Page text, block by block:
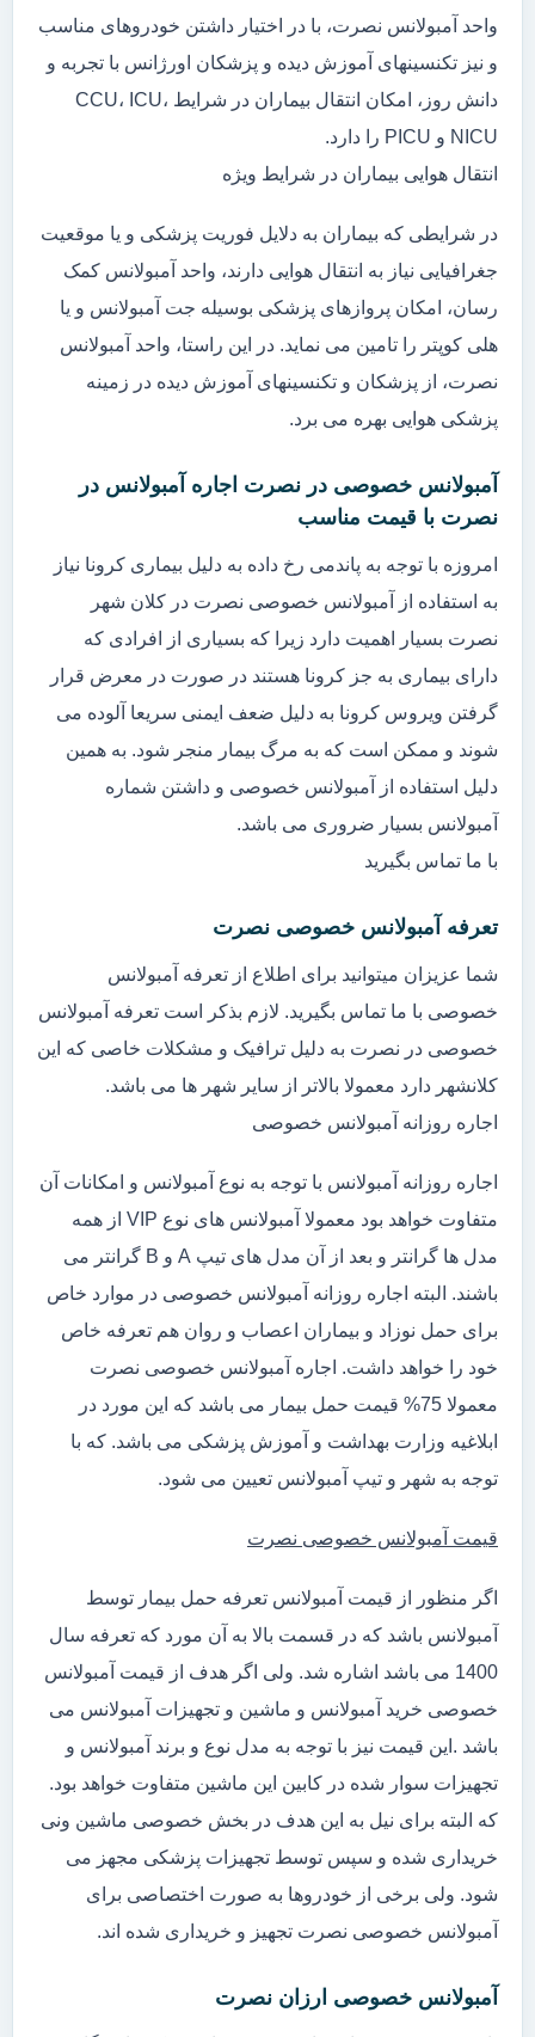
واحد آمبولانس نصرت، با در اختیار داشتن خودروهای مناسب
و نیز تکنسینهای آموزش دیده و پزشکان اورژانس با تجربه و
دانش روز، امکان انتقال بیماران در شرایط CCU، ICU،
NICU و PICU را دارد.
انتقال هوایی بیماران در شرایط ویژه
در شرایطی که بیماران به دلایل فوریت پزشکی و یا موقعیت
جغرافیایی نیاز به انتقال هوایی دارند، واحد آمبولانس کمک
رسان، امکان پروازهای پزشکی بوسیله جت آمبولانس و یا
هلی کوپتر را تامین می نماید. در این راستا، واحد آمبولانس
نصرت، از پزشکان و تکنسینهای آموزش دیده در زمینه
پزشکی هوایی بهره می برد.
آمبولانس خصوصی در نصرت اجاره آمبولانس در
نصرت با قیمت مناسب
امروزه با توجه به پاندمی رخ داده به دلیل بیماری کرونا نیاز
به استفاده از آمبولانس خصوصی نصرت در کلان شهر
نصرت بسیار اهمیت دارد زیرا که بسیاری از افرادی که
دارای بیماری به جز کرونا هستند در صورت در معرض قرار
گرفتن ویروس کرونا به دلیل ضعف ایمنی سریعا آلوده می
شوند و ممکن است که به مرگ بیمار منجر شود. به همین
دلیل استفاده از آمبولانس خصوصی و داشتن شماره
آمبولانس بسیار ضروری می باشد.
با ما تماس بگیرید
تعرفه آمبولانس خصوصی نصرت
شما عزیزان میتوانید برای اطلاع از تعرفه آمبولانس
خصوصی با ما تماس بگیرید. لازم بذکر است تعرفه آمبولانس
خصوصی در نصرت به دلیل ترافیک و مشکلات خاصی که این
کلانشهر دارد معمولا بالاتر از سایر شهر ها می باشد.
اجاره روزانه آمبولانس خصوصی
اجاره روزانه آمبولانس با توجه به نوع آمبولانس و امکانات آن
متفاوت خواهد بود معمولا آمبولانس های نوع VIP از همه
مدل ها گرانتر و بعد از آن مدل های تیپ A و B گرانتر می
باشند. البته اجاره روزانه آمبولانس خصوصی در موارد خاص
برای حمل نوزاد و بیماران اعصاب و روان هم تعرفه خاص
خود را خواهد داشت. اجاره آمبولانس خصوصی نصرت
معمولا 75% قیمت حمل بیمار می باشد که این مورد در
ابلاغیه وزارت بهداشت و آموزش پزشکی می باشد. که با
توجه به شهر و تیپ آمبولانس تعیین می شود.
قیمت آمبولانس خصوصی نصرت
اگر منظور از قیمت آمبولانس تعرفه حمل بیمار توسط
آمبولانس باشد که در قسمت بالا به آن مورد که تعرفه سال
1400 می باشد اشاره شد. ولی اگر هدف از قیمت آمبولانس
خصوصی خرید آمبولانس و ماشین و تجهیزات آمبولانس می
باشد .این قیمت نیز با توجه به مدل نوع و برند آمبولانس و
تجهیزات سوار شده در کابین این ماشین متفاوت خواهد بود.
که البته برای نیل به این هدف در بخش خصوصی ماشین ونی
خریداری شده و سپس توسط تجهیزات پزشکی مجهز می
شود. ولی برخی از خودروها به صورت اختصاصی برای
آمبولانس خصوصی نصرت تجهیز و خریداری شده اند.
آمبولانس خصوصی ارزان نصرت